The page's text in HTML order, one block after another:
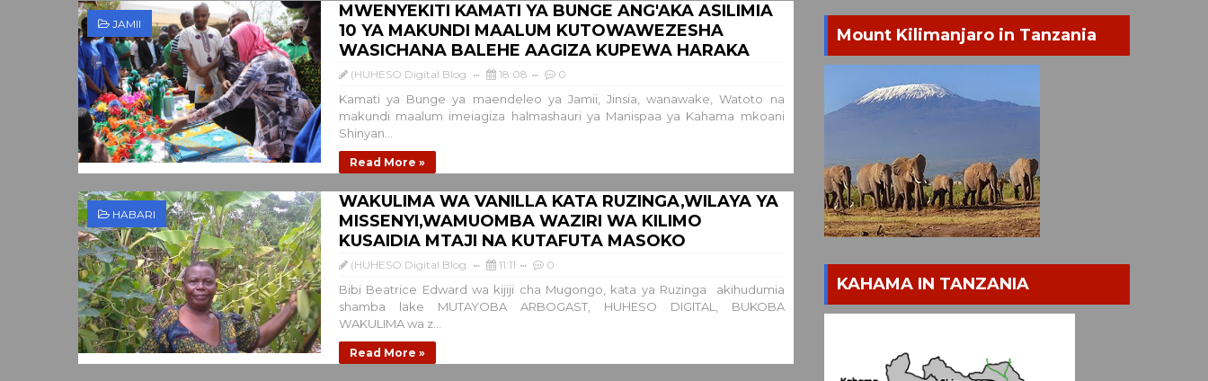
JAMII
MWENYEKITI KAMATI YA BUNGE ANG'AKA ASILIMIA
10 YA MAKUNDI MAALUM KUTOWAWEZESHA
WASICHANA BALEHE AAGIZA KUPEWA HARAKA
(HUHESO Digital Blog 18:08 0
Kamati ya Bunge ya maendeleo ya Jamii, Jinsia, wanawake, Watoto na
makundi maalum imeiagiza halmashauri ya Manispaa ya Kahama mkoani
Shinyan...
Read More »
HABARI
WAKULIMA WA VANILLA KATA RUZINGA,WILAYA YA
MISSENYI,WAMUOMBA WAZIRI WA KILIMO
KUSAIDIA MTAJI NA KUTAFUTA MASOKO
(HUHESO Digital Blog 11:11 0
Bibi Beatrice Edward wa kijiji cha Mugongo, kata ya Ruzinga akihudumia
shamba lake MUTAYOBA ARBOGAST, HUHESO DIGITAL, BUKOBA
WAKULIMA wa z...
Read More »
Mount Kilimanjaro in Tanzania
KAHAMA IN TANZANIA